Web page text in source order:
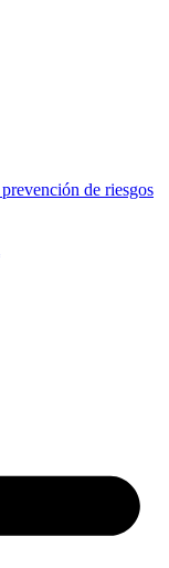
de riesgos